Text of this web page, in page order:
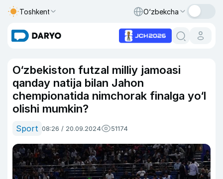
Toshkent O‘zbekcha
O‘zbekiston futzal milliy jamoasi
qanday natija bilan Jahon
chempionatida nimchorak finalga yo‘l
olishi mumkin?
Sport 08:26 / 20.09.2024 51174